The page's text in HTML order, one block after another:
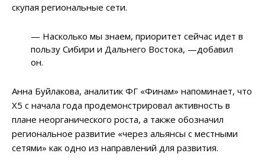
скупая региональные сети.
— Насколько мы знаем, приоритет сейчас идет в
пользу Сибири и Дальнего Востока, —добавил
он.
Анна Буйлакова, аналитик ФГ «Финам» напоминает, что
X5 с начала года продемонстрировал активность в
плане неорганического роста, а также обозначил
региональное развитие «через альянсы с местными
сетями» как одно из направлений для развития.